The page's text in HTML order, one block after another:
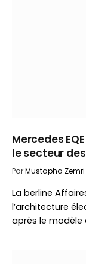
Mercedes
le secteur
ParMustapha Zemri
La berline
l’architecture
après le modèle